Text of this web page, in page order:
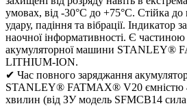
умовах, від -30°C до +75°C. Стійка до
удару, падіння та вібрації. Індикатор
наочної інформативності. Є
акумуляторної машини STANLEY®
LITHIUM-ION.
✔ Час повного заряджання
STANLEY® FATMAX® V20 ємністю
хвилин (від ЗУ модель SFMCB14